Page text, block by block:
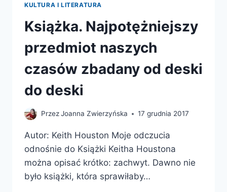
KULTURA I LITERATURA
Książka. Najpotężniejszy
przedmiot naszych
czasów zbadany od deski
do deski
PrzezJoanna Zwierzyńska 17 grudnia 2017
Autor: Keith Houston Moje odczucia
odnośnie do Książki Keitha Houstona
można opisać krótko: zachwyt. Dawno nie
było książki, która sprawiłaby…